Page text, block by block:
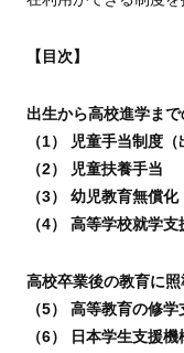
【目次】
出生から高校進学ま
（1） 児童手当制度
（2） 児童扶養手当
（3） 幼児教育無償化
（4） 高等学校就学支
高校卒業後の教育に
（5） 高等教育の修
（6） 日本学生支援